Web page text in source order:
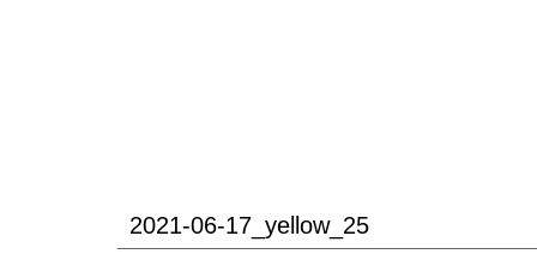
2021-06-17_yellow_25